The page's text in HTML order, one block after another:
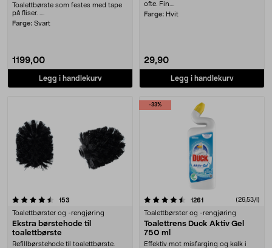
Toalettbørste som festes med tape
på fliser. ....
Farge: Svart
1199,00
Legg i handlekurv
ofte. Fin....
Farge: Hvit
29,90
Legg i handlekurv
153
Toalettbørster og -rengjøring
Ekstra børstehode til
toalettbørste
Refillbørstehode til toalettbørste.
-33%
4.5 av 5 stjerner 1261 anmeldelser(26,53/l)
Toalettbørster og -rengjøring
Toalettrens Duck Aktiv Gel
750 ml
Effektiv mot misfarging og kalk i